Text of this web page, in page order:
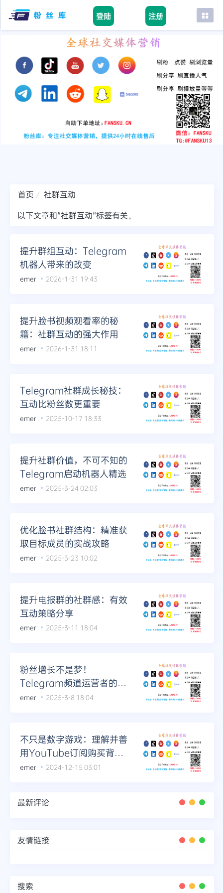
登陆 注册
首页
tiktok
youtube
instagram
首页
社群互动
以下文章和"社群互动"标签有关。
提升群组互动：Telegram
机器人带来的改变
emer 2026-1-31 19:43
提升脸书视频观看率的秘
籍：社群互动的强大作用
emer 2026-1-31 18:11
Telegram社群成长秘技：
互动比粉丝数更重要
emer 2025-10-17 18:33
提升社群价值，不可不知的
Telegram启动机器人精选
emer 2025-3-24 02:03
优化脸书社群结构：精准获
取目标成员的实战攻略
emer 2025-3-23 10:02
提升电报群的社群感：有效
互动策略分享
emer 2025-3-11 18:04
粉丝增长不是梦！
Telegram频道运营者的实
战手册
emer 2025-3-8 18:04
不只是数字游戏：理解并善
用YouTube订阅购买背后
的价值
emer 2024-12-15 03:01
最新评论
友情链接
搜索